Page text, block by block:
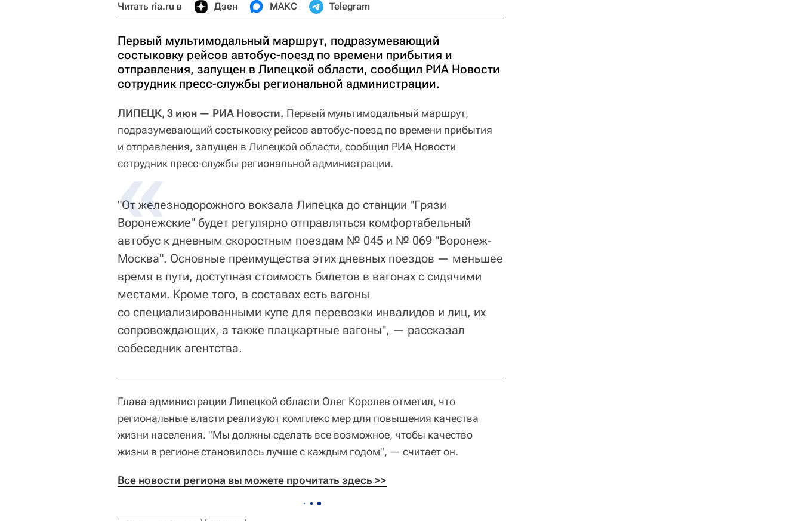
Читать ria.ru в Дзен МАКС Telegram
Первый мультимодальный маршрут, подразумевающий
состыковку рейсов автобус-поезд по времени прибытия и
отправления, запущен в Липецкой области, сообщил РИА Новости
сотрудник пресс-службы региональной администрации.
ЛИПЕЦК, 3 июн — РИА Новости. Первый мультимодальный маршрут,
подразумевающий состыковку рейсов автобус-поезд по времени прибытия
и отправления, запущен в Липецкой области, сообщил РИА Новости
сотрудник пресс-службы региональной администрации.
"От железнодорожного вокзала Липецка до станции "Грязи
Воронежские" будет регулярно отправляться комфортабельный
автобус к дневным скоростным поездам № 045 и № 069 "Воронеж-
Москва". Основные преимущества этих дневных поездов — меньшее
время в пути, доступная стоимость билетов в вагонах с сидячими
местами. Кроме того, в составах есть вагоны
со специализированными купе для перевозки инвалидов и лиц, их
сопровождающих, а также плацкартные вагоны", — рассказал
собеседник агентства.
Глава администрации Липецкой области Олег Королев отметил, что
региональные власти реализуют комплекс мер для повышения качества
жизни населения. "Мы должны сделать все возможное, чтобы качество
жизни в регионе становилось лучше с каждым годом", — считает он.
Все новости региона вы можете прочитать здесь >>